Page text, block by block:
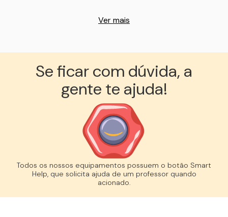
Ver mais
Se ficar com dúvida, a
gente te ajuda!︎
Todos os nossos equipamentos possuem o botão Smart
Help, que solicita ajuda de um professor quando
acionado.